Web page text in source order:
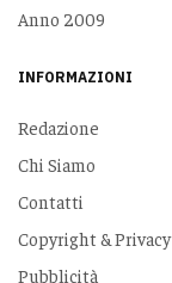
Anno 2009
INFORMAZIONI
Redazione
Chi Siamo
Contatti
Copyright & Privacy
Pubblicità